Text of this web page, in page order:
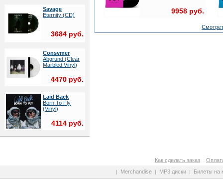
Savage
Eternity (CD)
3684 руб.
Consvmer
Abgrund (Clear
Marbled Vinyl)
4470 руб.
Laid Back
Born To Fly
(Vinyl)
4114 руб.
9958 руб.
Как сделать заказ
| Merchandise | MP3 диски | Билеты на